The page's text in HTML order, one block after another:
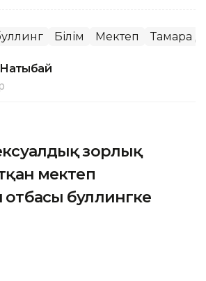
Білім Мектеп Тамара
зорлық
мектеп
буллингке